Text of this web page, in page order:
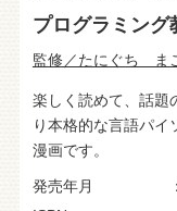
プログラミン
監修／たにぐち ま
楽しく読めて、話題
り本格的な言語パイ
漫画です。
発売年月